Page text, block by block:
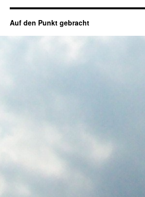
Auf den Punkt gebracht